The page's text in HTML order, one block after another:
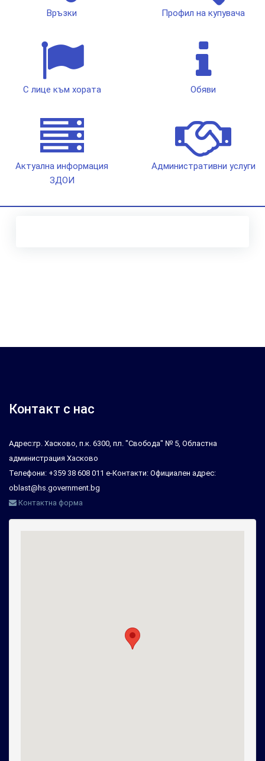
Връзки Профил на купувача
С лице към хората Обяви
Актуална информация
ЗДОИ
Административни услуги
Контакт с нас
Адрес:гр. Хасково, п.к. 6300, пл. "Свобода" № 5, Областна
администрация Хасково
Телефони: +359 38 608 011 е-Контакти: Официален адрес:
oblast@hs.government.bg
Контактна форма